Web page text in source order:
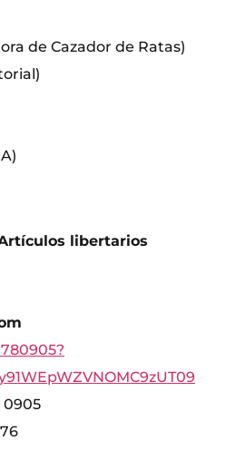
de Cazador de Ratas)
libertarios
0905